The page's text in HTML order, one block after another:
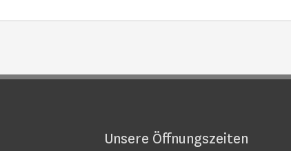
Unsere Öffnungszeiten